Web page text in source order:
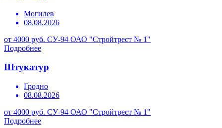
Могилев
08.08.2026
от 4000 руб. СУ-94 ОАО "Стройтрест № 1"
Подробнее
Штукатур
Гродно
08.08.2026
от 4000 руб. СУ-94 ОАО "Стройтрест № 1"
Подробнее